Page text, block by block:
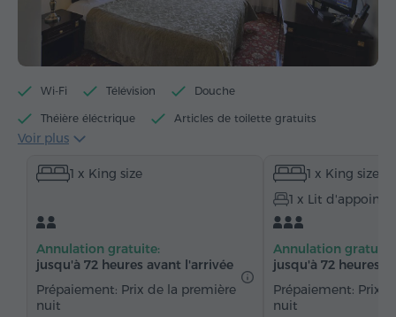
Wi-Fi Télévision Douche
Théière éléctrique Articles de toilette gratuits
Serviettes
Sèche-cheveux Armoire
Téléphone
Réveil Chaînes satellite
Moquette Réfrigérateur
Fer à repasser avec planche (sur demande)
Voir plus
1 x King size
Annulation gratuite:
jusqu'à 72 heures avant l'arrivée
Prépaiement: Prix de la première
nuit
1 x King size
1 x Lit d'appoint
Annulation gratuite:
jusqu'à 72 heures
Prépaiement: Prix
nuit